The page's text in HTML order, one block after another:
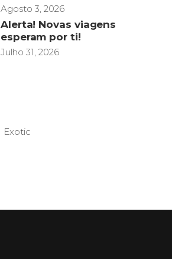
Agosto 3, 2026
Alerta! Novas viagens
esperam por ti!
Julho 31, 2026
Exotic